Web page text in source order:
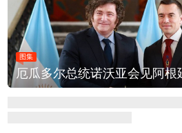
图集
厄瓜多尔总统诺沃亚会见阿根